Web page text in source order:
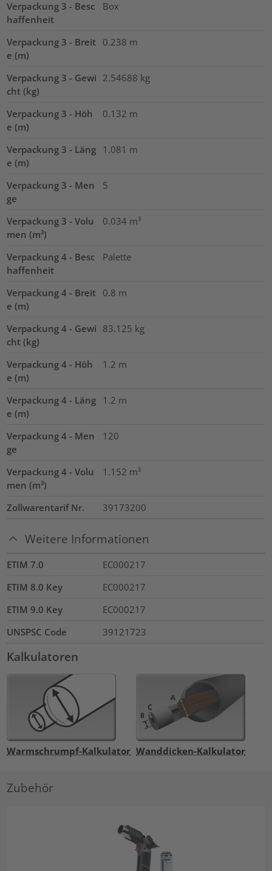
Verpackung 3 - Besc
haffenheit
Box
Verpackung 3 - Breit
e (m)
0.238 m
Verpackung 3 - Gewi
cht (kg)
2.54688 kg
Verpackung 3 - Höh
e (m)
0.132 m
Verpackung 3 - Läng
e (m)
1.081 m
Verpackung 3 - Men
ge
5
Verpackung 3 - Volu
men (m³)
0.034 m³
Verpackung 4 - Besc
haffenheit
Palette
Verpackung 4 - Breit
e (m)
0.8 m
Verpackung 4 - Gewi
cht (kg)
83.125 kg
Verpackung 4 - Höh
e (m)
1.2 m
Verpackung 4 - Läng
e (m)
1.2 m
Verpackung 4 - Men
ge
120
Verpackung 4 - Volu
men (m³)
1.152 m³
Zollwarentarif Nr. 39173200
Weitere Informationen
ETIM 7.0
EC000217
ETIM 8.0 Key
EC000217
ETIM 9.0 Key
EC000217
UNSPSC Code
39121723
Kalkulatoren
Warmschrumpf-Kalkulator Wanddicken-Kalkulator
Zubehör